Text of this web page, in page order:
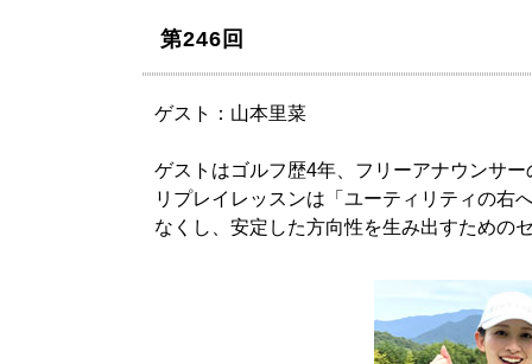
第246回
ゲスト：山本里菜
ゲストはゴルフ歴4年、フリーアナウンサ
リプレイレッスンは「ユーティリティの右
なくし、安定した方向性を生み出すための